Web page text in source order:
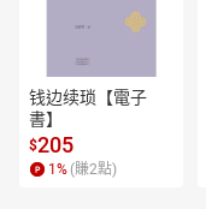
钱边续琐【電子
書】
$205
1 % (賺2點)